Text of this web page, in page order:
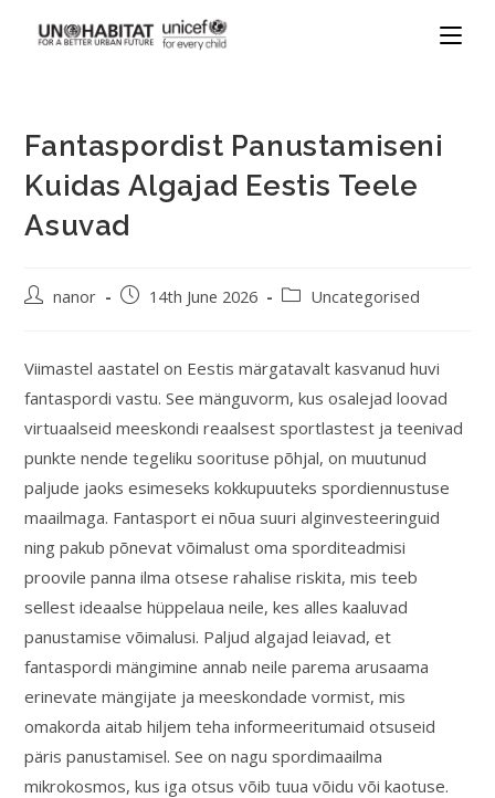
Fantaspordist Panustamiseni
Kuidas Algajad Eestis Teele
Asuvad
nanor 14th June 2026 Uncategorised
Viimastel aastatel on Eestis märgatavalt kasvanud huvi
fantaspordi vastu. See mänguvorm, kus osalejad loovad
virtuaalseid meeskondi reaalsest sportlastest ja teenivad
punkte nende tegeliku soorituse põhjal, on muutunud
paljude jaoks esimeseks kokkupuuteks spordiennustuse
maailmaga. Fantasport ei nõua suuri alginvesteeringuid
ning pakub põnevat võimalust oma sporditeadmisi
proovile panna ilma otsese rahalise riskita, mis teeb
sellest ideaalse hüppelaua neile, kes alles kaaluvad
panustamise võimalusi. Paljud algajad leiavad, et
fantaspordi mängimine annab neile parema arusaama
erinevate mängijate ja meeskondade vormist, mis
omakorda aitab hiljem teha informeeritumaid otsuseid
päris panustamisel. See on nagu spordimaailma
mikrokosmos, kus iga otsus võib tuua võidu või kaotuse.